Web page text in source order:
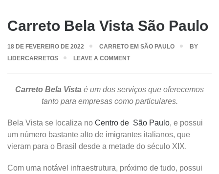
Carreto Bela Vista São Paulo
18 DE FEVEREIRO DE 2022 CARRETO EM SÃO PAULO
BY
LIDERCARRETOS
LEAVE A COMMENT
Carreto Bela Vista é um dos serviços que oferecemos
tanto para empresas como particulares.
Bela Vista se localiza no Centro de São Paulo, e possui
um número bastante alto de imigrantes italianos, que
vieram para o Brasil desde a metade do século XIX.
Com uma notável infraestrutura, próximo de tudo, possui